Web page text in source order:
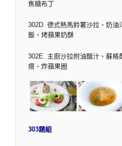
焦糖布丁
302D. 德式熱馬鈴薯沙拉、奶
飯、烤蘋果奶酥
302E. 主廚沙拉附油醋汁、蘇
瘩、炸蘋果圈
303題組